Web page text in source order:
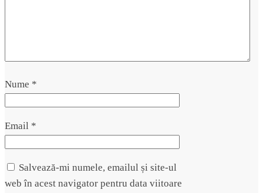
Nume *
Email *
Salvează-mi numele, emailul și site-ul
web în acest navigator pentru data viitoare